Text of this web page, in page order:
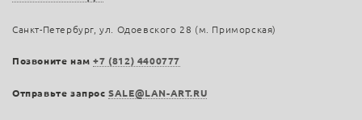
Санкт-Петербург, ул. Одоевского 28 (м. Приморская)
Позвоните нам+7 (812) 4400777
Отправьте запросSALE@LAN-ART.RU